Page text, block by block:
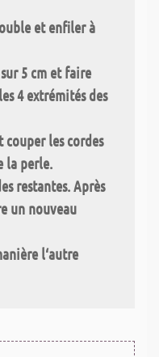
et enfiler à
5 cm et faire
4 extrémités des
les cordes
la perle.
restantes. Après
un nouveau
l‘autre